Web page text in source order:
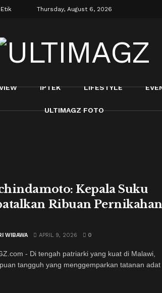
Thursday, August 6, 2026
IPTEK LIFESTYLE
ULTIMAGZ FOTO
Kepala Suku
Ribuan Pernikahan
WIBAWA APRIL 9, 2026 0
- Di tengah patriarki yang kuat di Malawi,
tangguh yang menggemparkan tatanan adat